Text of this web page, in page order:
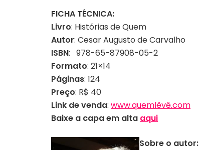
FICHA TÉCNICA:
Livro: Histórias de Quem
Autor: Cesar Augusto de Carvalho
ISBN: 978-65-87908-05-2
Formato: 21×14
Páginas: 124
Preço: R$ 40
Link de venda: www.quemlêvê.com
Baixe a capa em alta aqui
Sobre o autor: